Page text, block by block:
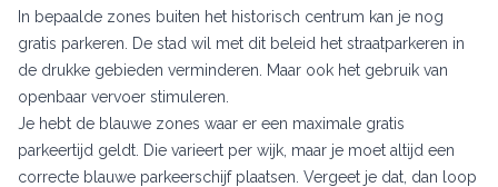
In bepaalde zones buiten het historisch centrum kan je nog
gratis parkeren. De stad wil met dit beleid het straatparkeren in
de drukke gebieden verminderen. Maar ook het gebruik van
openbaar vervoer stimuleren.
Je hebt de blauwe zones waar er een maximale gratis
parkeertijd geldt. Die varieert per wijk, maar je moet altijd een
correcte blauwe parkeerschijf plaatsen. Vergeet je dat, dan loop